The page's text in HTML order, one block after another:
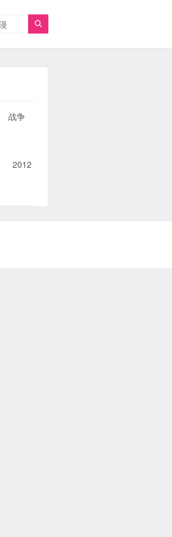

战争
2012